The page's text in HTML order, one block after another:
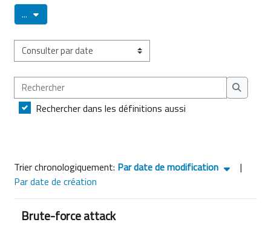
... Exporter des articles
Consulter le glossaire à l’aide de cet index
Rechercher
Rechercher dans les définitions aussi
Tri actuellement Par date de modification ascendant
Trier chronologiquement: Par date de modification
|
Par date de création
Brute-force attack